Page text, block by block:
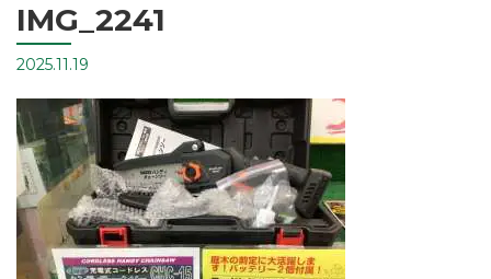
IMG_2241
2025.11.19